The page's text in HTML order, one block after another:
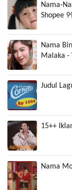
Nama-
Shopee
Nama
Malaka -
Judul
15++
Nama